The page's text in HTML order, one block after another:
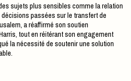
sujets plus sensibles comme la relation
passées sur le transfert de
a réaffirmé son soutien
tout en réitérant son engagement
la nécessité de soutenir une solution